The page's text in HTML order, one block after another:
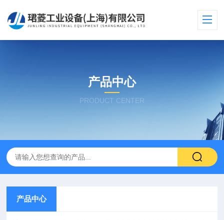
产品中心
PRODUCT CENTER
产品中心